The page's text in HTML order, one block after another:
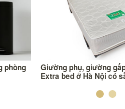
phòng
Giường phụ, giường
Extra bed ở Hà Nội có